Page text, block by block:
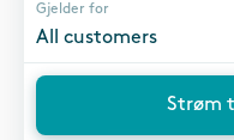
Gjelder for
All customers
Strøm